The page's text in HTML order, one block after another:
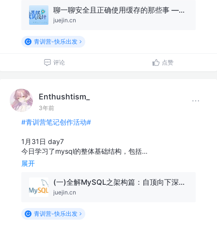
聊一聊安全且正确使用缓存的那些事 —— 关于缓存可靠性、关乎数据一致性
juejin.cn
青训营-快乐出发
评论 点赞
Enthushtism_
3年前
#青训营笔记创作活动#
1月31日 day7
今日学习了mysql的整体基础结构，包括…
展开
(一)全解MySQL之架构篇：自顶向下深入剖析MySQL整体架构！
juejin.cn
青训营-快乐出发